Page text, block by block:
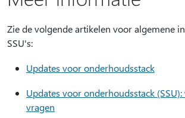
Zie de volgende artikelen voor algemene
SSU's:
Updates voor onderhoudsstack
Updates voor onderhoudsstack
vragen